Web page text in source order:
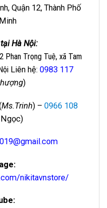
Quận 12, Thành Phố
Hà Nội:
Phan Trọng Tuệ, xã Tam
Liên hệ: 0983 117
)
Ms.Trinh) – 0966 108
nikitavnstore/